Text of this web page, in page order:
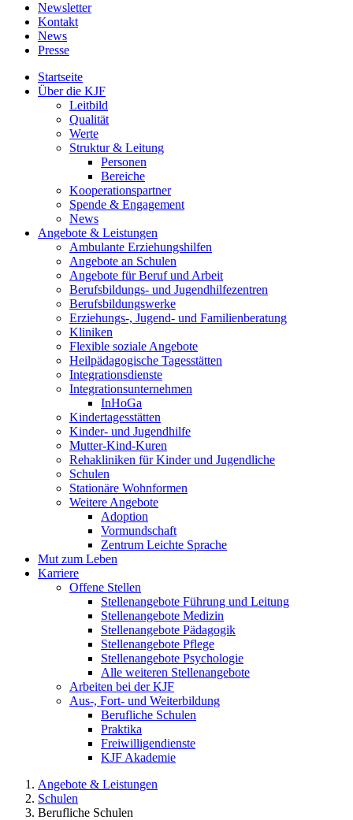
Newsletter
Kontakt
News
Presse
Startseite
Über die KJF
Leitbild
Qualität
Werte
Struktur & Leitung
Personen
Bereiche
Kooperationspartner
Spende & Engagement
News
Angebote & Leistungen
Ambulante Erziehungshilfen
Angebote an Schulen
Angebote für Beruf und Arbeit
Berufsbildungs- und Jugendhilfezentren
Berufsbildungswerke
Erziehungs-, Jugend- und Familienberatung
Kliniken
Flexible soziale Angebote
Heilpädagogische Tagesstätten
Integrationsdienste
Integrationsunternehmen
InHoGa
Kindertagesstätten
Kinder- und Jugendhilfe
Mutter-Kind-Kuren
Rehakliniken für Kinder und Jugendliche
Schulen
Stationäre Wohnformen
Weitere Angebote
Adoption
Vormundschaft
Zentrum Leichte Sprache
Mut zum Leben
Karriere
Offene Stellen
Stellenangebote Führung und Leitung
Stellenangebote Medizin
Stellenangebote Pädagogik
Stellenangebote Pflege
Stellenangebote Psychologie
Alle weiteren Stellenangebote
Arbeiten bei der KJF
Aus-, Fort- und Weiterbildung
Berufliche Schulen
Praktika
Freiwilligendienste
KJF Akademie
Angebote & Leistungen
Schulen
Berufliche Schulen